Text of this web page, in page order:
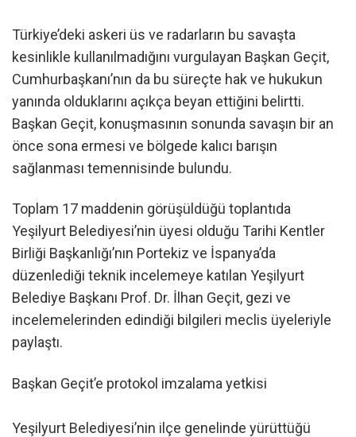
Türkiye’deki askeri üs ve radarların bu savaşta
kesinlikle kullanılmadığını vurgulayan Başkan Geçit,
Cumhurbaşkanı’nın da bu süreçte hak ve hukukun
yanında olduklarını açıkça beyan ettiğini belirtti.
Başkan Geçit, konuşmasının sonunda savaşın bir an
önce sona ermesi ve bölgede kalıcı barışın
sağlanması temennisinde bulundu.
Toplam 17 maddenin görüşüldüğü toplantıda
Yeşilyurt Belediyesi’nin üyesi olduğu Tarihi Kentler
Birliği Başkanlığı’nın Portekiz ve İspanya’da
düzenlediği teknik incelemeye katılan Yeşilyurt
Belediye Başkanı Prof. Dr. İlhan Geçit, gezi ve
incelemelerinden edindiği bilgileri meclis üyeleriyle
paylaştı.
Başkan Geçit’e protokol imzalama yetkisi
Yeşilyurt Belediyesi’nin ilçe genelinde yürüttüğü